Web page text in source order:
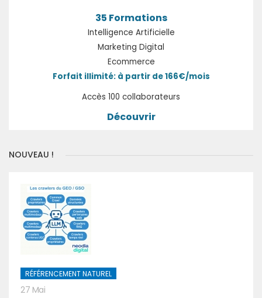
35 Formations
Intelligence Artificielle
Marketing Digital
Ecommerce
Forfait illimité: à partir de 166€/mois
Accès 100 collaborateurs
Découvrir
NOUVEAU !
RÉFÉRENCEMENT NATUREL
27 Mai